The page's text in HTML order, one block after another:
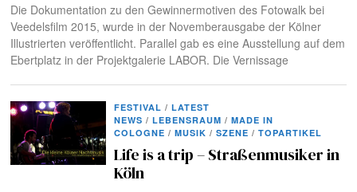
Die Dokumentation zu den Gewinnermotiven des Fotowalk bei
Veedelsfilm 2015, wurde in der Novemberausgabe der Kölner
Illustrierten veröffentlicht. Parallel gab es eine Ausstellung auf dem
Ebertplatz in der Projektgalerie LABOR. Die Vernissage
FESTIVAL / LATEST
NEWS / LEBENSRAUM / MADE IN
COLOGNE / MUSIK / SZENE / TOPARTIKEL
Life is a trip – Straßenmusiker in
Köln